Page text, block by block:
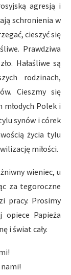
agresją i
schronienia w
cieszyć się
Prawdziwa
Hałaśliwe są
rodzinach,
Cieszmy się
Polek i
synów i córek
życia tylu
miłości.
wieniec, u
za tegoroczne
pracy. Prosimy
opiece Papieża
i świat cały.